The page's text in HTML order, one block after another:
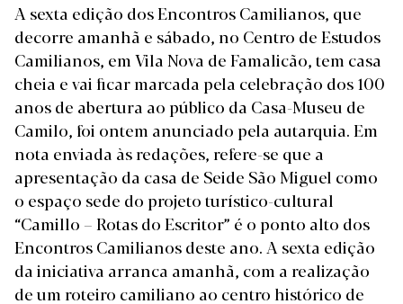
A sexta edição dos Encontros Camilianos, que
decorre amanhã e sábado, no Centro de Estudos
Camilianos, em Vila Nova de Famalicão, tem casa
cheia e vai ficar marcada pela celebração dos 100
anos de abertura ao público da Casa-Museu de
Camilo, foi ontem anunciado pela autarquia. Em
nota enviada às redações, refere-se que a
apresentação da casa de Seide São Miguel como
o espaço sede do projeto turístico-cultural
“Camillo – Rotas do Escritor” é o ponto alto dos
Encontros Camilianos deste ano. A sexta edição
da iniciativa arranca amanhã, com a realização
de um roteiro camiliano ao centro histórico de